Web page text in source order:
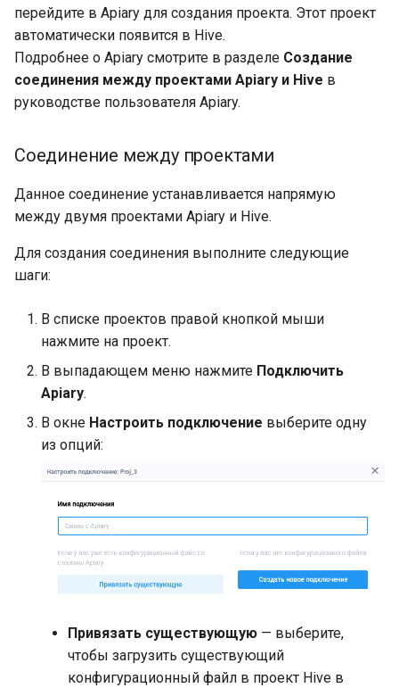
перейдите в Apiary для создания проекта. Этот проект
автоматически появится в Hive.
Подробнее о Apiary смотрите в разделе Создание
соединения между проектами Apiary и Hive в
руководстве пользователя Apiary.
Соединение между проектами
Данное соединение устанавливается напрямую
между двумя проектами Apiary и Hive.
Для создания соединения выполните следующие
шаги:
В списке проектов правой кнопкой мыши
нажмите на проект.
В выпадающем меню нажмите Подключить
Apiary.
В окне Настроить подключение выберите одну
из опций:
Привязать существующую — выберите,
чтобы загрузить существующий
конфигурационный файл в проект Hive в